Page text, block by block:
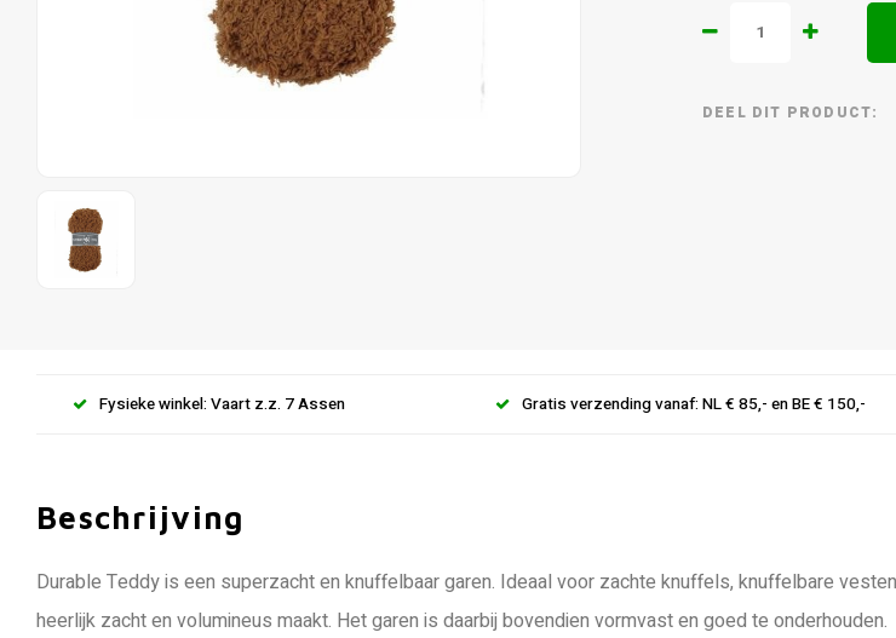
DEEL DIT PRODUCT:
Fysieke winkel: Vaart z.z. 7 Assen Gratis verzending vanaf: NL € 85,- en BE € 150,-
Beschrijving
Durable Teddy is een superzacht en knuffelbaar garen. Ideaal voor zachte knuffels, knuffelbare
heerlijk zacht en volumineus maakt. Het garen is daarbij bovendien vormvast en goed te onderhouden.